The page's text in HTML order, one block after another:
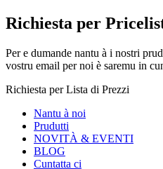
Richiesta per
Per e dumande nantu à i nostri
vostru email per noi è saremu in
Richiesta per Lista di Prezzi
Nantu à noi
Prudutti
NOVITÀ & EVENTI
BLOG
Cuntatta ci